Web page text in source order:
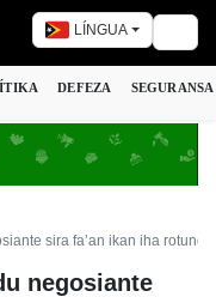
LÍNGUA
DEFEZA SEGURANSA
sira fa’an ikan iha
negosiante